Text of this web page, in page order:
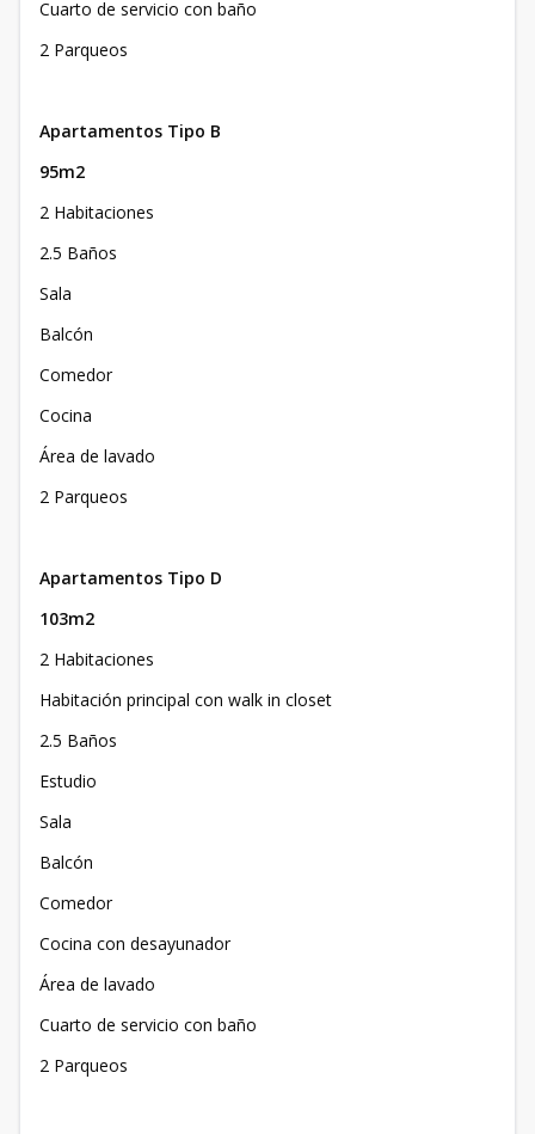
Cuarto de servicio con baño
2 Parqueos
Apartamentos Tipo B
95m2
2 Habitaciones
2.5 Baños
Sala
Balcón
Comedor
Cocina
Área de lavado
2 Parqueos
Apartamentos Tipo D
103m2
2 Habitaciones
Habitación principal con walk in closet
2.5 Baños
Estudio
Sala
Balcón
Comedor
Cocina con desayunador
Área de lavado
Cuarto de servicio con baño
2 Parqueos